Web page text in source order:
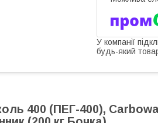
У компанії
будь-який
400 (ПЕГ-400),